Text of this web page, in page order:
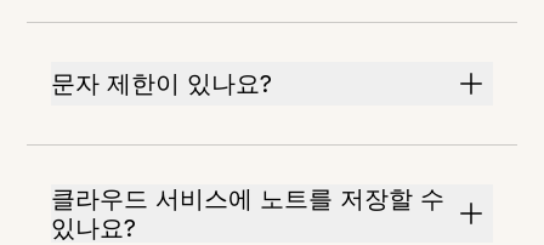
문자 제한이 있나요?
클라우드 서비스에 노트를 저장할 수
있나요?